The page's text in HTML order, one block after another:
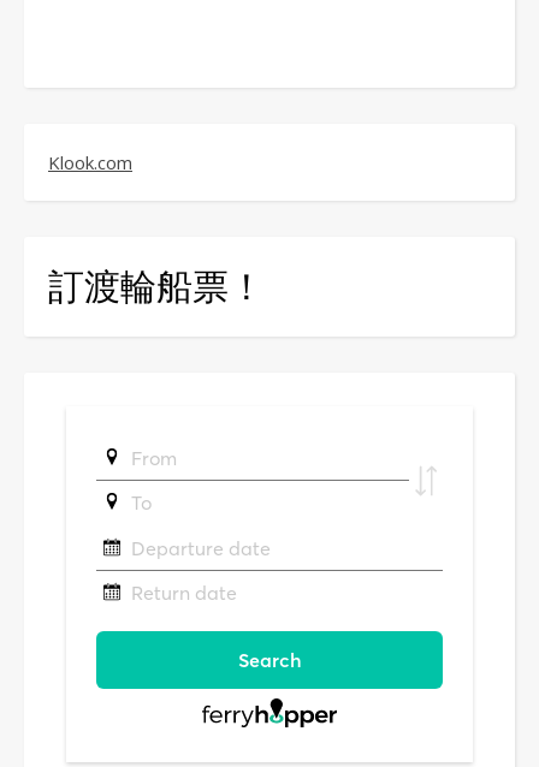
Klook.com
訂渡輪船票！